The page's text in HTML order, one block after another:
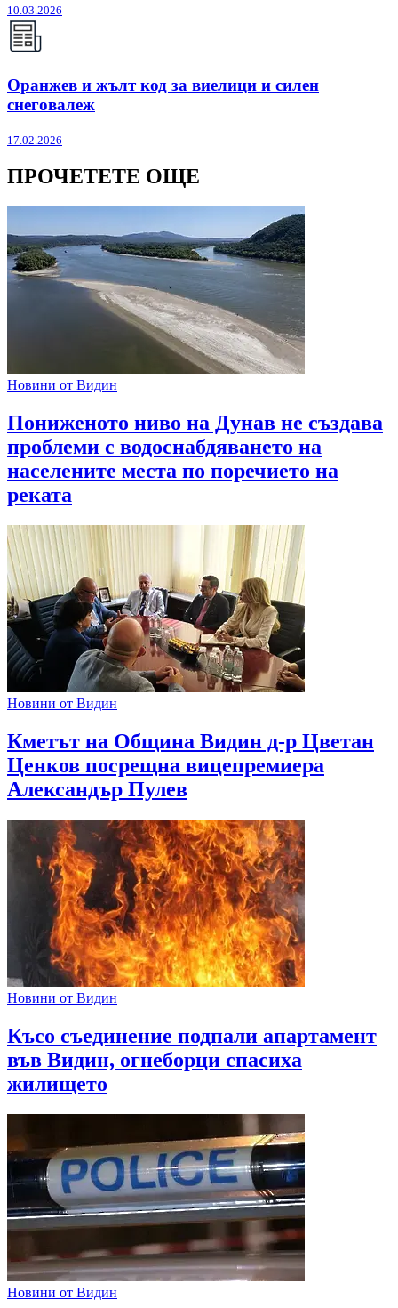
10.03.2026
Оранжев и жълт код за виелици и силен
снеговалеж
17.02.2026
ПРОЧЕТЕТЕ ОЩЕ
Новини от Видин
Пониженото ниво на Дунав не създава
проблеми с водоснабдяването на
населените места по поречието на
реката
Новини от Видин
Кметът на Община Видин д-р Цветан
Ценков посрещна вицепремиера
Александър Пулев
Новини от Видин
Късо съединение подпали апартамент
във Видин, огнеборци спасиха
жилището
Новини от Видин